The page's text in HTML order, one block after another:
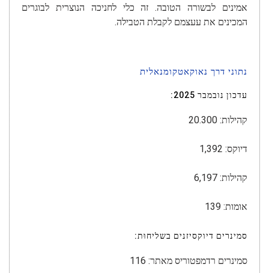
אמינים לבשורה הטובה. זה כלי לחניכה הנוצרית לבוגרים
המכינים את עעצמם לקבלת הטבילה.
נתוני דרך נאוקאטקומנאלית
עדכון נובמבר 2025:
קהילות: 20.300
דיוקס: 1,392
קהילות: 6,197
אומות: 139
סמינרים דיוקסיזנים בשליחוּת:
סמינרים רדמפטוריס מאתר: 116